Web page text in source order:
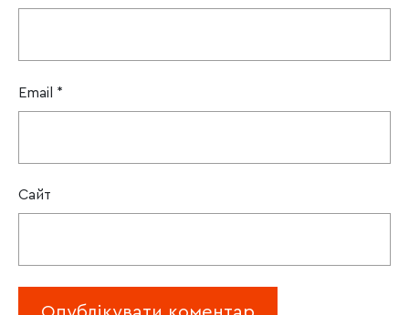
Email *
Сайт